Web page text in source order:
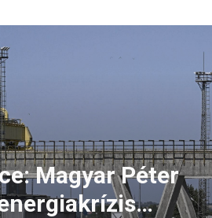
folytatódik az
az olasz Ilaria